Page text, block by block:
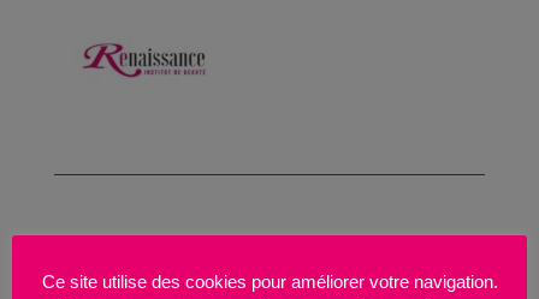
Ce site utilise des cookies pour améliorer votre navigation.